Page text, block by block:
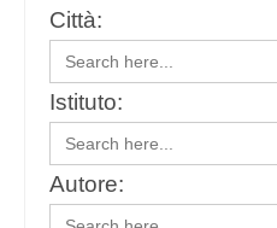
Città:
Search
for:
Istituto:
Search
for:
Autore:
Search